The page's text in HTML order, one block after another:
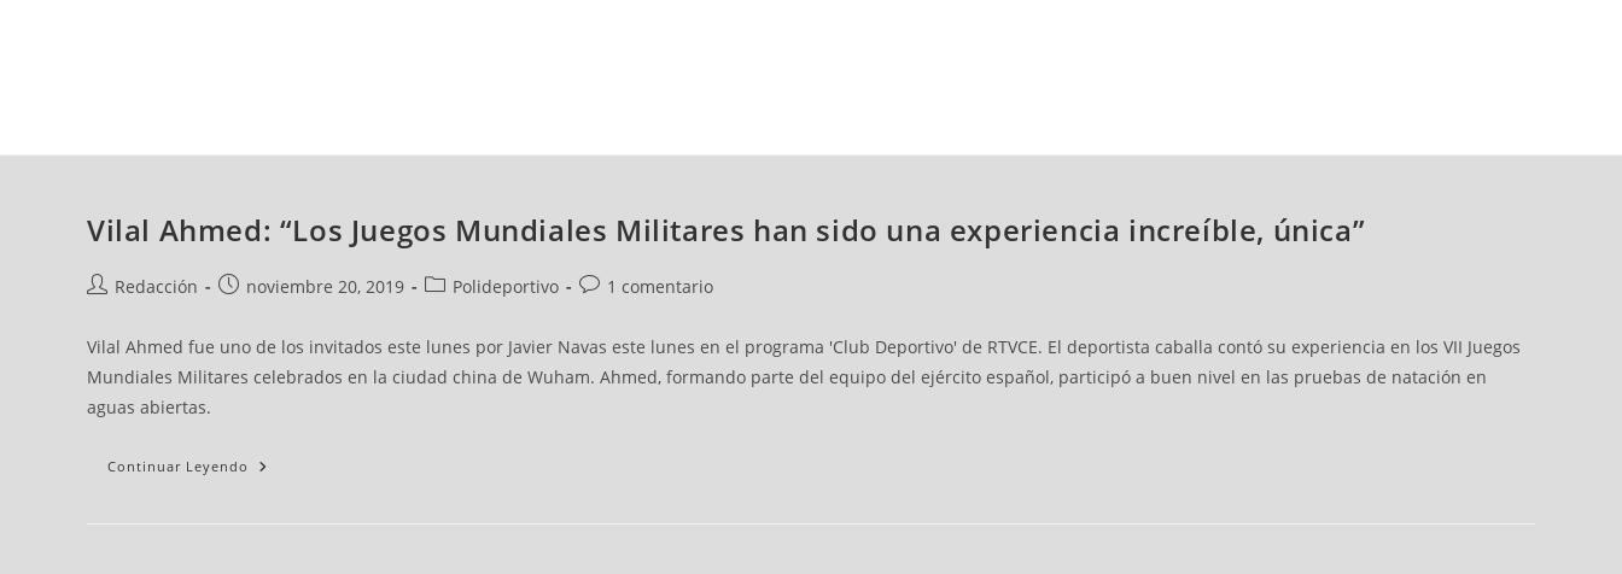
Vilal Ahmed: “Los Juegos Mundiales Militares han sido una experiencia increíble, única”
Redacción noviembre 20, 2019 Polideportivo 1 comentario
Vilal Ahmed fue uno de los invitados este lunes por Javier Navas este lunes en el programa 'Club Deportivo' de RTVCE. El deportista caballa contó su experiencia en los VII Juegos
Mundiales Militares celebrados en la ciudad china de Wuham. Ahmed, formando parte del equipo del ejército español, participó a buen nivel en las pruebas de natación en
aguas abiertas.
Continuar Leyendo